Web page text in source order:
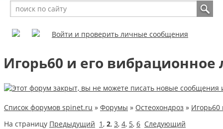
Войти и проверить личные сообщения
Игорь60 и его
Список форумов spinet.ru » Форумы » Остеохондроз » Игорь60
На страницу Предыдущий 1 , 2, 3, 4, 5, 6 Следующий